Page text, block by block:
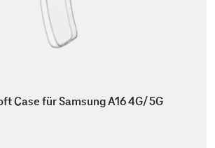
Case für Samsung A16 4G/ 5G